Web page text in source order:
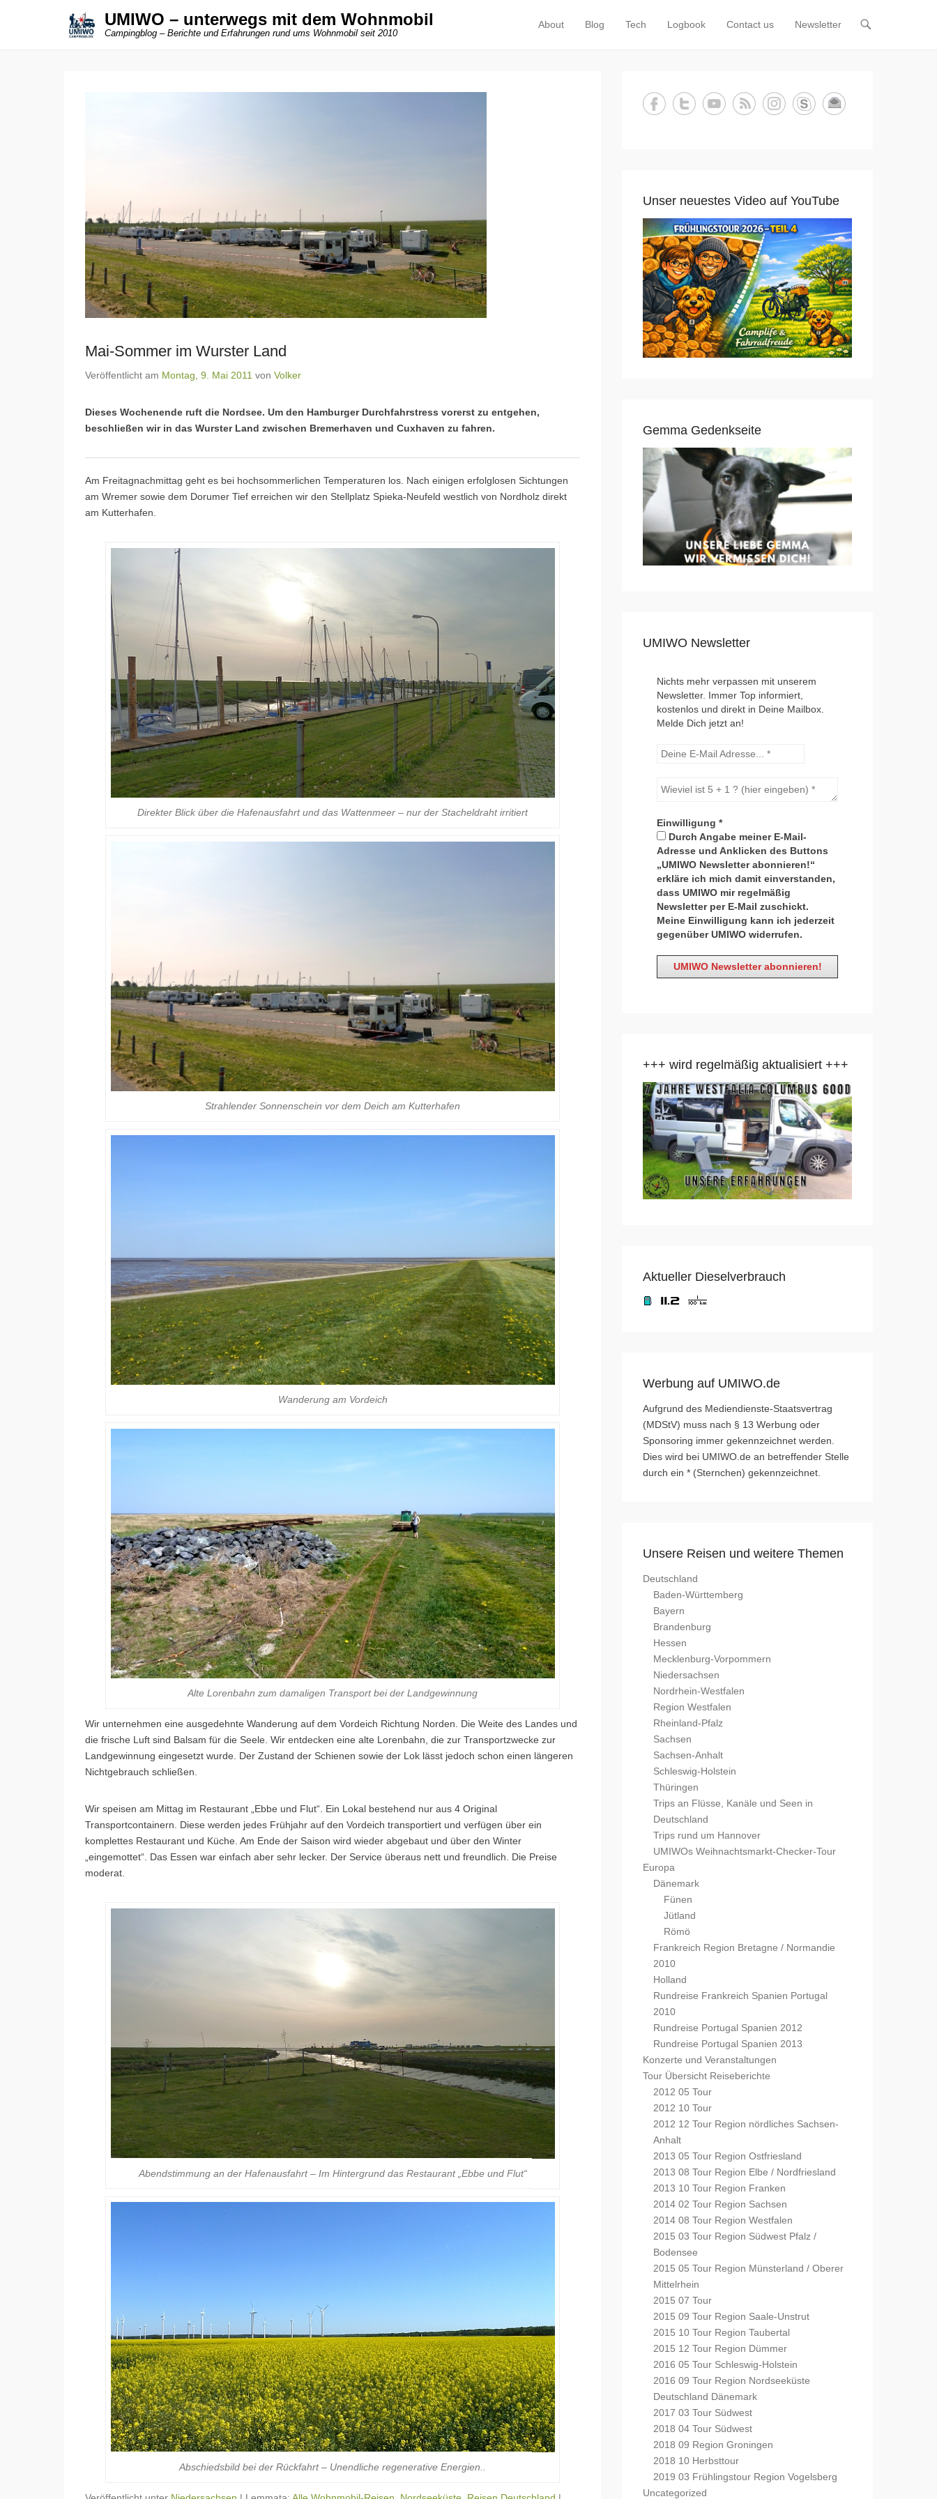
UMIWO – unterwegs mit dem Wohnmobil
Campingblog – Berichte und Erfahrungen rund ums Wohnmobil seit 2010
Primäres Menü
Zum Inhalt springen
About Blog Tech Logbook Contact us Newsletter
Mai-Sommer im Wurster Land
Veröffentlicht am Montag, 9. Mai 2011 von Volker
Dieses Wochenende ruft die Nordsee. Um den Hamburger Durchfahrstress vorerst zu entgehen,
beschließen wir in das Wurster Land zwischen Bremerhaven und Cuxhaven zu fahren.
Am Freitagnachmittag geht es bei hochsommerlichen Temperaturen los. Nach einigen erfolglosen Sichtungen
am Wremer sowie dem Dorumer Tief erreichen wir den Stellplatz Spieka-Neufeld westlich von Nordholz direkt
am Kutterhafen.
Direkter Blick über die Hafenausfahrt und das Wattenmeer – nur der Stacheldraht irritiert
Strahlender Sonnenschein vor dem Deich am Kutterhafen
Wanderung am Vordeich
Alte Lorenbahn zum damaligen Transport bei der Landgewinnung
Wir unternehmen eine ausgedehnte Wanderung auf dem Vordeich Richtung Norden. Die Weite des Landes und
die frische Luft sind Balsam für die Seele. Wir entdecken eine alte Lorenbahn, die zur Transportzwecke zur
Landgewinnung eingesetzt wurde. Der Zustand der Schienen sowie der Lok lässt jedoch schon einen längeren
Nichtgebrauch schließen.
Wir speisen am Mittag im Restaurant „Ebbe und Flut“. Ein Lokal bestehend nur aus 4 Original
Transportcontainern. Diese werden jedes Frühjahr auf den Vordeich transportiert und verfügen über ein
komplettes Restaurant und Küche. Am Ende der Saison wird wieder abgebaut und über den Winter
„eingemottet“. Das Essen war einfach aber sehr lecker. Der Service überaus nett und freundlich. Die Preise
moderat.
Abendstimmung an der Hafenausfahrt – Im Hintergrund das Restaurant „Ebbe und Flut“
Abschiedsbild bei der Rückfahrt – Unendliche regenerative Energien..
Unser neuestes Video auf YouTube
Gemma Gedenkseite
UMIWO Newsletter
Nichts mehr verpassen mit unserem
Newsletter. Immer Top informiert,
kostenlos und direkt in Deine Mailbox.
Melde Dich jetzt an!
Einwilligung *
Durch Angabe meiner E-Mail-
Adresse und Anklicken des Buttons
„UMIWO Newsletter abonnieren!“
erkläre ich mich damit einverstanden,
dass UMIWO mir regelmäßig
Newsletter per E-Mail zuschickt.
Meine Einwilligung kann ich jederzeit
gegenüber UMIWO widerrufen.
+++ wird regelmäßig aktualisiert +++
Aktueller Dieselverbrauch
Werbung auf UMIWO.de
Aufgrund des Mediendienste-Staatsvertrag
(MDStV) muss nach § 13 Werbung oder
Sponsoring immer gekennzeichnet werden.
Dies wird bei UMIWO.de an betreffender Stelle
durch ein * (Sternchen) gekennzeichnet.
Unsere Reisen und weitere Themen
Deutschland
Baden-Württemberg
Bayern
Brandenburg
Hessen
Mecklenburg-Vorpommern
Niedersachsen
Nordrhein-Westfalen
Region Westfalen
Rheinland-Pfalz
Sachsen
Sachsen-Anhalt
Schleswig-Holstein
Thüringen
Trips an Flüsse, Kanäle und Seen in
Deutschland
Trips rund um Hannover
UMIWOs Weihnachtsmarkt-Checker-Tour
Europa
Dänemark
Fünen
Jütland
Römö
Frankreich Region Bretagne / Normandie
2010
Holland
Rundreise Frankreich Spanien Portugal
2010
Rundreise Portugal Spanien 2012
Rundreise Portugal Spanien 2013
Konzerte und Veranstaltungen
Tour Übersicht Reiseberichte
2012 05 Tour
2012 10 Tour
2012 12 Tour Region nördliches Sachsen-
Anhalt
2013 05 Tour Region Ostfriesland
2013 08 Tour Region Elbe / Nordfriesland
2013 10 Tour Region Franken
2014 02 Tour Region Sachsen
2014 08 Tour Region Westfalen
2015 03 Tour Region Südwest Pfalz /
Bodensee
2015 05 Tour Region Münsterland / Oberer
Mittelrhein
2015 07 Tour
2015 09 Tour Region Saale-Unstrut
2015 10 Tour Region Taubertal
2015 12 Tour Region Dümmer
2016 05 Tour Schleswig-Holstein
2016 09 Tour Region Nordseeküste
Deutschland Dänemark
2017 03 Tour Südwest
2018 04 Tour Südwest
2018 09 Region Groningen
2018 10 Herbsttour
2019 03 Frühlingstour Region Vogelsberg
Uncategorized